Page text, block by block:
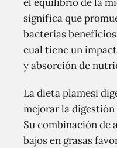
significa que
bacterias
cual tiene un
y absorción de
La dieta plamesi
mejorar la
Su combinación de
bajos en grasas